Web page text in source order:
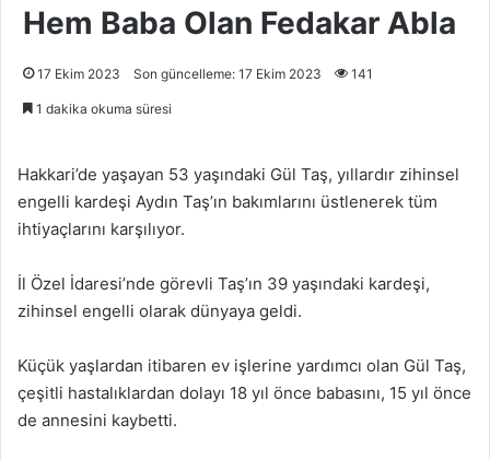
Hem Baba Olan Fedakar Abla
17 Ekim 2023 Son güncelleme: 17 Ekim 2023 141
1 dakika okuma süresi
Hakkari’de yaşayan 53 yaşındaki Gül Taş, yıllardır zihinsel
engelli kardeşi Aydın Taş’ın bakımlarını üstlenerek tüm
ihtiyaçlarını karşılıyor.
İl Özel İdaresi’nde görevli Taş’ın 39 yaşındaki kardeşi,
zihinsel engelli olarak dünyaya geldi.
Küçük yaşlardan itibaren ev işlerine yardımcı olan Gül Taş,
çeşitli hastalıklardan dolayı 18 yıl önce babasını, 15 yıl önce
de annesini kaybetti.